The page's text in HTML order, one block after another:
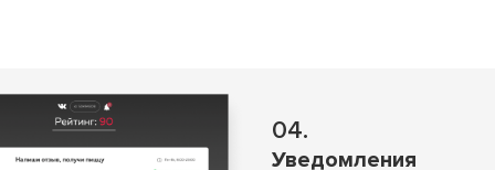
04.
Уведомления